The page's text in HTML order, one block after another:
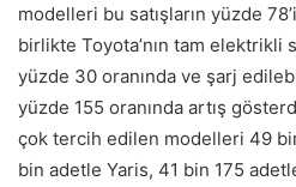
modelleri bu satışların yüzde
birlikte Toyota’nın tam elektrikli
yüzde 30 oranında ve şarj
yüzde 155 oranında artış
çok tercih edilen modelleri 49
bin adetle Yaris, 41 bin 175